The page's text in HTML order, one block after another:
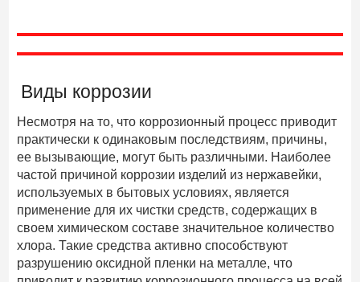
Виды коррозии
Несмотря на то, что коррозионный процесс приводит
практически к одинаковым последствиям, причины,
ее вызывающие, могут быть различными. Наиболее
частой причиной коррозии изделий из нержавейки,
используемых в бытовых условиях, является
применение для их чистки средств, содержащих в
своем химическом составе значительное количество
хлора. Такие средства активно способствуют
разрушению оксидной пленки на металле, что